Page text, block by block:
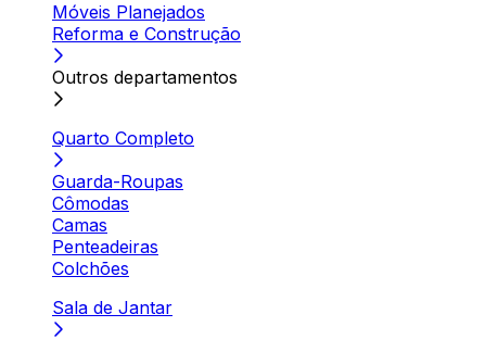
Móveis Planejados
Reforma e Construção
Outros departamentos
Quarto Completo
Guarda-Roupas
Cômodas
Camas
Penteadeiras
Colchões
Sala de Jantar